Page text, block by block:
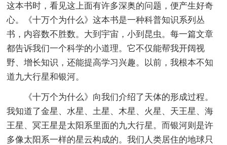
这本书时，看见这上面有许多深奥的问题，便产生好奇
心。《十万个为什么》这本书是一种科普知识系列丛
书，内容数不胜数。大到宇宙，小到昆虫。每一篇文章
都告诉我们一个科学的小道理。它不仅能帮我开阔视
野、增长知识，还能提高学习兴趣。以前，我根本不知
道九大行星和银河。
《十万个为什么》向我们介绍了天体的形成过程。
我知道了金星、水星、土星、木星、火星、天王星、海
王星、冥王星是太阳系里面的九大行星。而银河则是许
多像太阳系一样的星云构成的。我们人类居住的地球只